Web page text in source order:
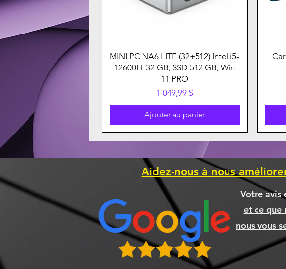
MINI PC NA6 LITE (32+512) Intel i5-
12600H, 32 GB, SSD 512 GB, Win
11 PRO
Prix
1 049,99 $
Ajouter au panier
Aidez-nous à nous
Votre avis
et ce que
nous vous